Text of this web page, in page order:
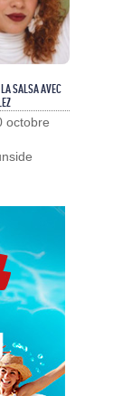
SALSA AVEC
octobre